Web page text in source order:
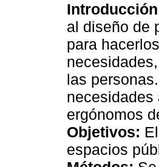
al diseño de
para
las
necesidades
ergónomos
Objetivos:
espacios